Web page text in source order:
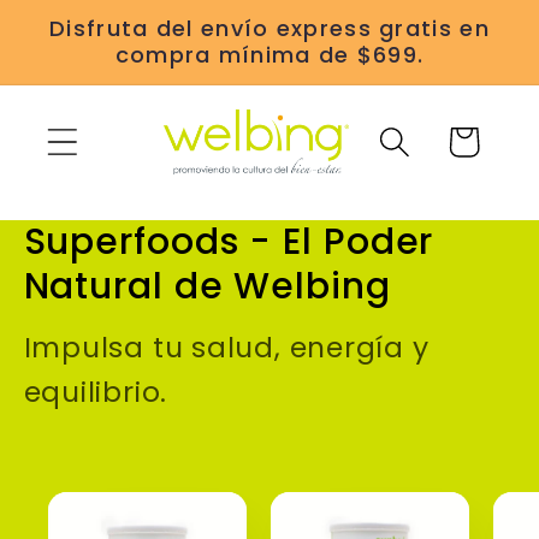
directamente
al contenido
Disfruta del envío express gratis en
compra mínima de $699.
Carrito
Superfoods - El Poder
Natural de Welbing
Impulsa tu salud, energía y
equilibrio.